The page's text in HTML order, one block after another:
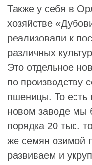
Также у себя в
хозяйстве «
реализовали к
различных
Это отдельное
по производству
пшеницы. То есть
новом заводе мы
порядка 20 тыс.
же семян озимой
развиваем и